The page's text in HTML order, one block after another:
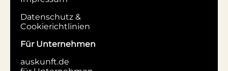
Datenschutz &
Cookierichtlinien
Für Unternehmen
auskunft.de